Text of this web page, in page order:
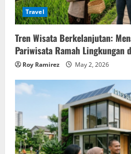
Travel
Tren Wisata Berkelanjutan:
Pariwisata Ramah Lingkungan
Roy Ramirez May 2, 2026